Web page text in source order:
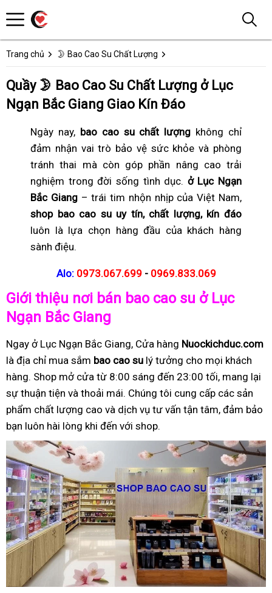
Trang chủ 🌛 Bao Cao Su Chất Lượng
Quầy 🌛 Bao Cao Su Chất Lượng ở Lục
Ngạn Bắc Giang Giao Kín Đáo
Ngày nay, bao cao su chất lượng không chỉ
đảm nhận vai trò bảo vệ sức khỏe và phòng
tránh thai mà còn góp phần nâng cao trải
nghiệm trong đời sống tình dục. ở Lục Ngạn
Bắc Giang– trái tim nhộn nhịp của Việt Nam,
shop bao cao su uy tín, chất lượng, kín đáo
luôn là lựa chọn hàng đầu của khách hàng
sành điệu.
Alo: 0973.067.699 - 0969.833.069
Giới thiệu nơi bán bao cao su ở Lục
Ngạn Bắc Giang
Ngay ở Lục Ngạn Bắc Giang, Cửa hàng Nuockichduc.com
là địa chỉ mua sắm bao cao su lý tưởng cho mọi khách
hàng. Shop mở cửa từ 8:00 sáng đến 23:00 tối, mang lại
sự thuận tiện và thoải mái. Chúng tôi cung cấp các sản
phẩm chất lượng cao và dịch vụ tư vấn tận tâm, đảm bảo
bạn luôn hài lòng khi đến với shop.